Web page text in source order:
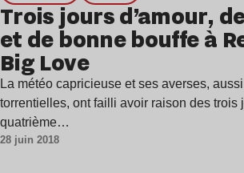
Trois jours d’amour,
et de bonne bouffe à
Big Love
La météo capricieuse et ses averses,
torrentielles, ont failli avoir raison des trois
quatrième…
28 juin 2018